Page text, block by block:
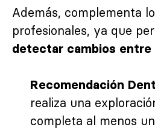
Además, complementa
profesionales, ya que
detectar cambios
Recomendación
realiza una
completa al menos